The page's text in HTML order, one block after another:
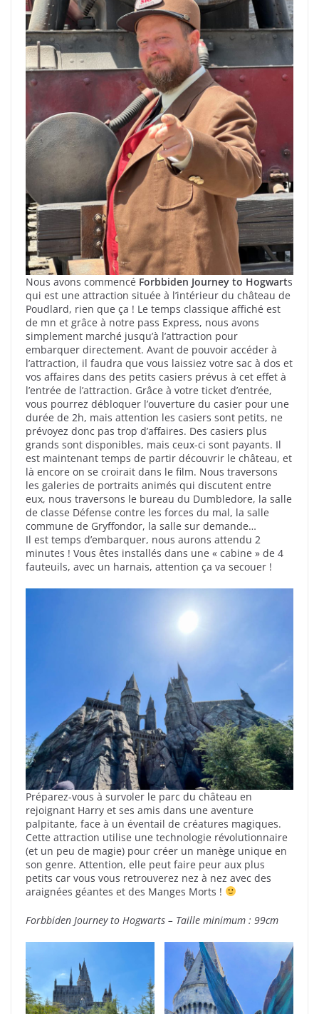
Nous avons commencé Forbbiden Journey to Hogwarts
qui est une attraction située à l’intérieur du château de
Poudlard, rien que ça ! Le temps classique affiché est
de mn et grâce à notre pass Express, nous avons
simplement marché jusqu’à l’attraction pour
embarquer directement. Avant de pouvoir accéder à
l’attraction, il faudra que vous laissiez votre sac à dos et
vos affaires dans des petits casiers prévus à cet effet à
l’entrée de l’attraction. Grâce à votre ticket d’entrée,
vous pourrez débloquer l’ouverture du casier pour une
durée de 2h, mais attention les casiers sont petits, ne
prévoyez donc pas trop d’affaires. Des casiers plus
grands sont disponibles, mais ceux-ci sont payants. Il
est maintenant temps de partir découvrir le château, et
là encore on se croirait dans le film. Nous traversons
les galeries de portraits animés qui discutent entre
eux, nous traversons le bureau du Dumbledore, la salle
de classe Défense contre les forces du mal, la salle
commune de Gryffondor, la salle sur demande…
Il est temps d’embarquer, nous aurons attendu 2
minutes ! Vous êtes installés dans une « cabine » de 4
fauteuils, avec un harnais, attention ça va secouer !
Préparez-vous à survoler le parc du château en
rejoignant Harry et ses amis dans une aventure
palpitante, face à un éventail de créatures magiques.
Cette attraction utilise une technologie révolutionnaire
(et un peu de magie) pour créer un manège unique en
son genre. Attention, elle peut faire peur aux plus
petits car vous vous retrouverez nez à nez avec des
araignées géantes et des Manges Morts !
Forbbiden Journey to Hogwarts – Taille minimum : 99cm